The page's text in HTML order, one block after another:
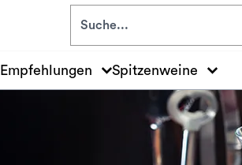
Empfehlungen Spitzenweine